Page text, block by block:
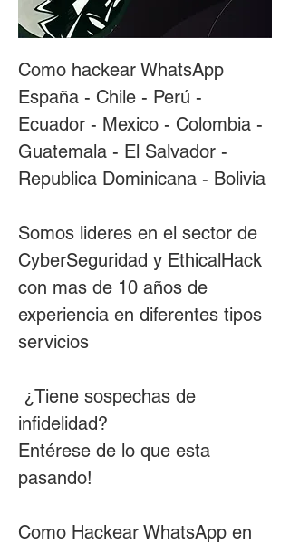
Como hackear WhatsApp
España - Chile - Perú -
Ecuador - Mexico - Colombia -
Guatemala - El Salvador -
Republica Dominicana - Bolivia
Somos lideres en el sector de
CyberSeguridad y EthicalHack
con mas de 10 años de
experiencia en diferentes tipos
servicios
infidelidad?
Entérese de lo que esta
pasando!
Como Hackear WhatsApp en